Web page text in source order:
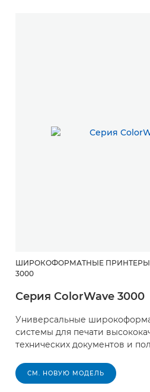
ШИРОКОФОРМАТНЫЕ ПРИНТЕРЫ
3000
Серия ColorWave 3000
Универсальные
системы для печати
технических документов и
СМ. НОВУЮ МОДЕЛЬ